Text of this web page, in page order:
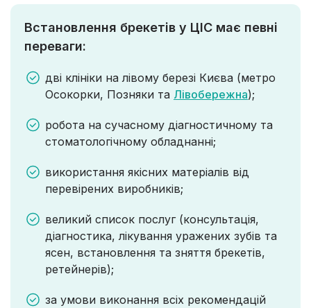
Встановлення брекетів у ЦІС має певні
переваги:
дві клініки на лівому березі Києва (метро
Осокорки, Позняки та Лівобережна);
робота на сучасному діагностичному та
стоматологічному обладнанні;
використання якісних матеріалів від
перевірених виробників;
великий список послуг (консультація,
діагностика, лікування уражених зубів та
ясен, встановлення та зняття брекетів,
ретейнерів);
за умови виконання всіх рекомендацій